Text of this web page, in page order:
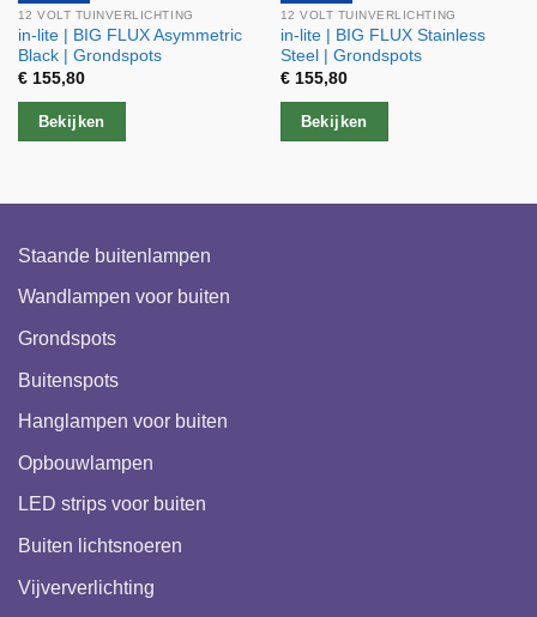
12 VOLT TUINVERLICHTING
in-lite | BIG FLUX Asymmetric
Black | Grondspots
€155,80
Bekijken
12 VOLT TUINVERLICHTING
in-lite | BIG FLUX Stainless
Steel | Grondspots
€155,80
Bekijken
Staande buitenlampen
Wandlampen voor buiten
Grondspots
Buitenspots
Hanglampen voor buiten
Opbouwlampen
LED strips voor buiten
Buiten lichtsnoeren
Vijververlichting